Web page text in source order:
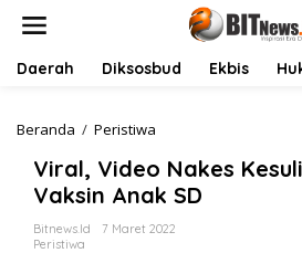
Daerah Diksosbud Ekbis
Beranda / Peristiwa
r
a
l
,
Viral, Video Nakes
Vaksin Anak SD
Bitnews.id
7 Maret 2022
Peristiwa